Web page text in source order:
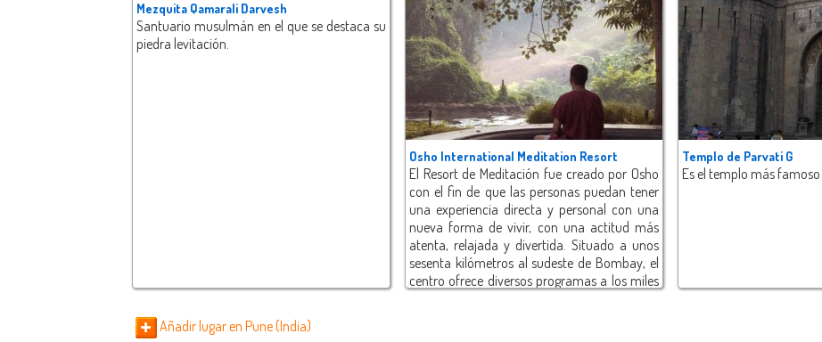
Mezquita Qamarali Darvesh
Santuario musulmán en el que se destaca su
piedra levitación.
Osho International Meditation Resort
El Resort de Meditación fue creado por Osho
con el fin de que las personas puedan tener
una experiencia directa y personal con una
nueva forma de vivir, con una actitud más
atenta, relajada y divertida. Situado a unos
sesenta kilómetros al sudeste de Bombay, el
centro ofrece diversos programas a los miles
Templo de Parvati G
Es el templo más famoso
Añadir lugar en Pune (India)